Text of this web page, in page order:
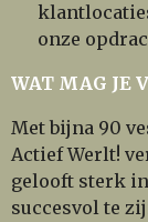
onze
WAT MAG JE
Met bijna 90
Actief Werlt!
gelooft sterk
succesvol te